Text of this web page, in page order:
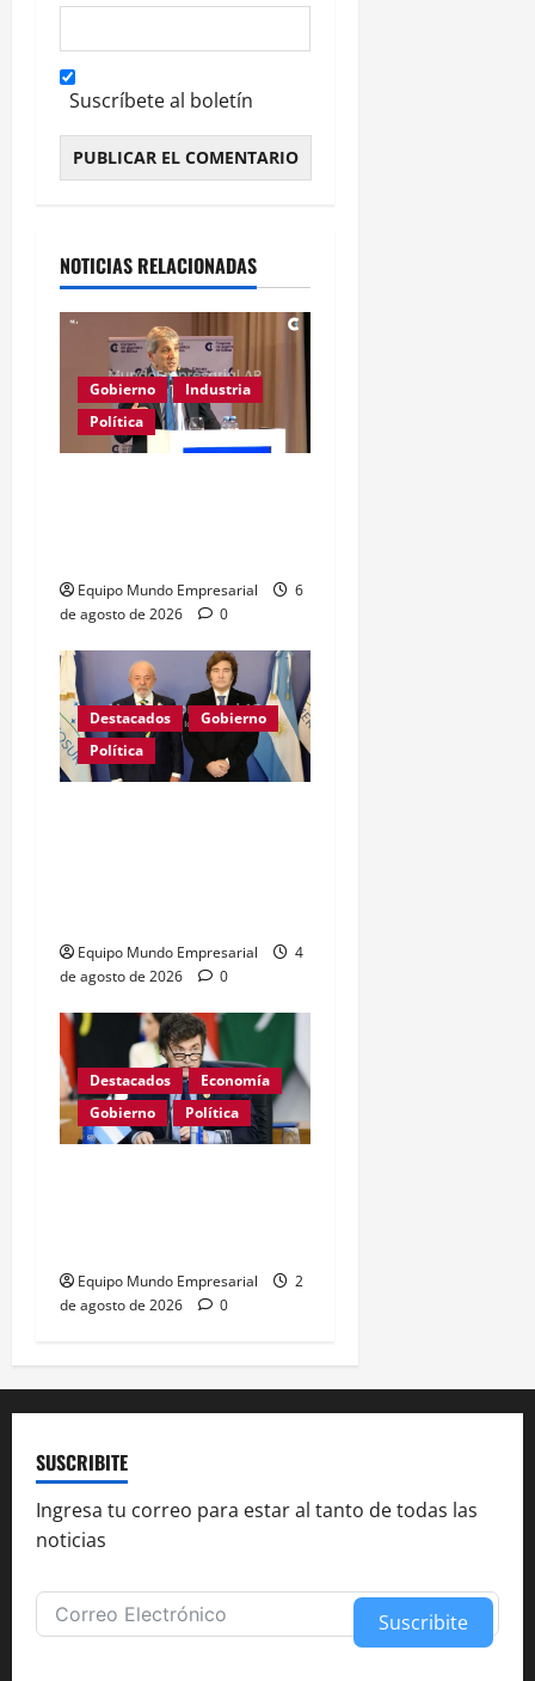
Suscríbete al boletín
NOTICIAS RELACIONADAS
Gobierno
Industria
Política
Equipo Mundo Empresarial
6
de agosto de 2026
0
Destacados
Gobierno
Política
Equipo Mundo Empresarial
4
de agosto de 2026
0
Destacados
Economía
Gobierno
Política
Equipo Mundo Empresarial
2
de agosto de 2026
0
SUSCRIBITE
Ingresa tu correo para estar al tanto de todas las
noticias
Suscribite